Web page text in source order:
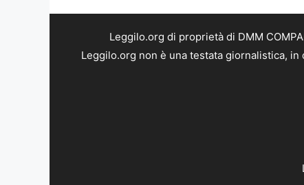
Leggilo.org di proprietà di DMM
Leggilo.org non è una testata giornalistica,